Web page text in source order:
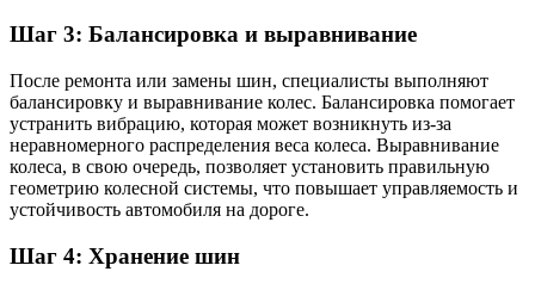
Шаг 3: Балансировка и выравнивание
После ремонта или замены шин, специалисты выполняют
балансировку и выравнивание колес. Балансировка помогает
устранить вибрацию, которая может возникнуть из-за
неравномерного распределения веса колеса. Выравнивание
колеса, в свою очередь, позволяет установить правильную
геометрию колесной системы, что повышает управляемость и
устойчивость автомобиля на дороге.
Шаг 4: Хранение шин